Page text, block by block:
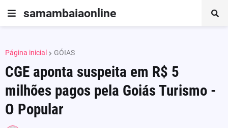
samambaiaonline
Página inicial GÓIAS
CGE aponta suspeita em R$ 5
milhões pagos pela Goiás Turismo -
O Popular